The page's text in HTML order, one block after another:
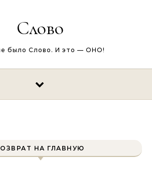
Слово
было Слово. И это — ОНО!
НА ГЛАВНУЮ